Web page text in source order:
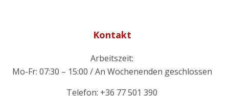
Kontakt
Arbeitszeit:
Mo-Fr: 07:30 – 15:00 / An Wochenenden geschlossen
Telefon: +36 77 501 390